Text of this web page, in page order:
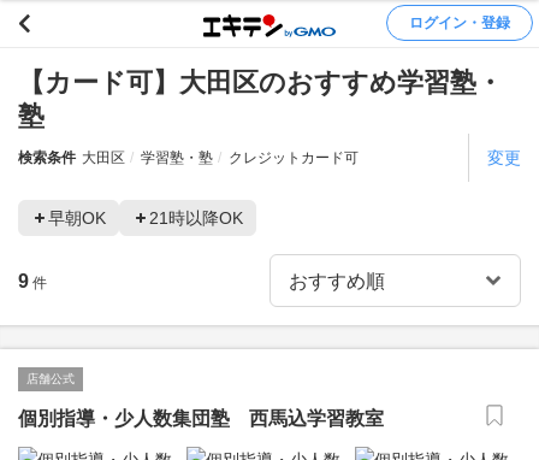
ログイン・登録
【カード可】大田区のおすすめ学習塾・
塾
検索条件 大田区 学習塾・塾 クレジットカード可 変更
早朝OK 21時以降OK
9 件
店舗公式
個別指導・少人数集団塾 西馬込学習教室